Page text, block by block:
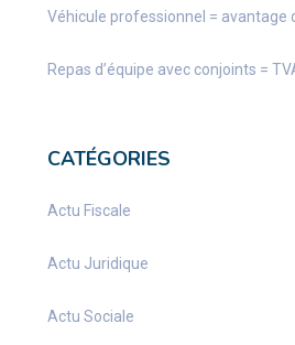
Véhicule professionnel = avantage
Repas d’équipe avec conjoints =
CATÉGORIES
Actu Fiscale
Actu Juridique
Actu Sociale